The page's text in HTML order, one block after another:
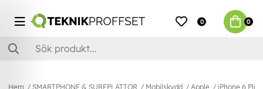
0 0
Hem SMARTPHONE & SURFPLATTOR Mobilskydd Apple iPhone 6